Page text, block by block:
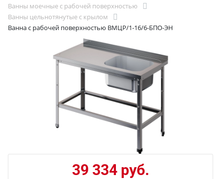
Ванны моечные с рабочей поверхностью
Ванны цельнотянутые с крылом
Ванна с рабочей поверхностью ВМЦР/1-16/6-БПО-ЭН
39 334 руб.